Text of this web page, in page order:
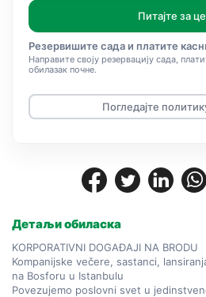
Детаљи обиласка
KORPORATIVNI DOGAĐAJI NA BRODU
Kompanijske večere, sastanci,
na Bosforu u Istanbulu
Povezujemo poslovni svet u
Питајте за
Резервишите сада и платите
Направите своју резервацију сада,
обилазак почне.
Погледајте